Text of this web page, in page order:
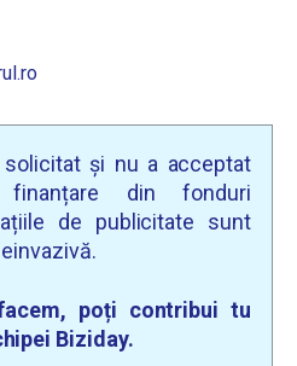
solicitat și nu a acceptat
din fonduri
de publicitate sunt
poți contribui tu
Biziday.